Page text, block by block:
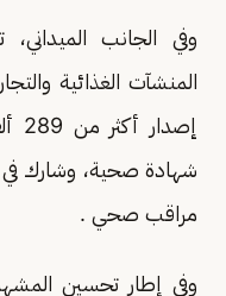
وفي الجانب الميداني،
مراقب صحي .
وفي إطار تحسين